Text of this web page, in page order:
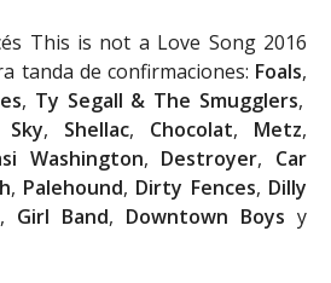
This is not a Love Song 2016
tanda de confirmaciones: Foals,
, Ty Segall & The Smugglers,
, Shellac, Chocolat, Metz,
Washington, Destroyer, Car
, Palehound, Dirty Fences, Dilly
, Girl Band, Downtown Boys y